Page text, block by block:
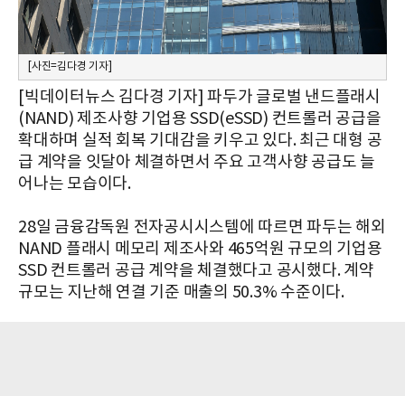
[사진=김다경 기자]
[빅데이터뉴스 김다경 기자] 파두가 글로벌 낸드플래시
(NAND) 제조사향 기업용 SSD(eSSD) 컨트롤러 공급을
확대하며 실적 회복 기대감을 키우고 있다. 최근 대형 공
급 계약을 잇달아 체결하면서 주요 고객사향 공급도 늘
어나는 모습이다.
28일 금융감독원 전자공시시스템에 따르면 파두는 해외
NAND 플래시 메모리 제조사와 465억원 규모의 기업용
SSD 컨트롤러 공급 계약을 체결했다고 공시했다. 계약
규모는 지난해 연결 기준 매출의 50.3% 수준이다.